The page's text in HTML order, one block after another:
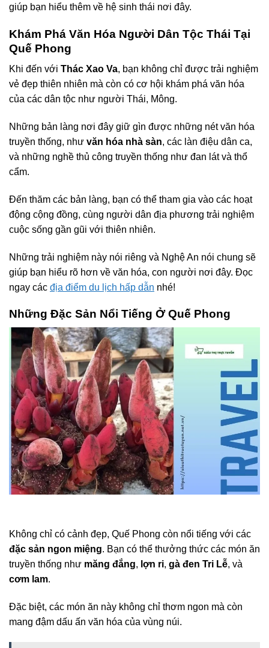
giúp bạn hiểu thêm về hệ sinh thái nơi đây.
Khám Phá Văn Hóa Người Dân Tộc Thái Tại
Quế Phong
Khi đến với Thác Xao Va, bạn không chỉ được trải nghiệm
vẻ đẹp thiên nhiên mà còn có cơ hội khám phá văn hóa
của các dân tộc như người Thái, Mông.
Những bản làng nơi đây giữ gìn được những nét văn hóa
truyền thống, như văn hóa nhà sàn, các làn điệu dân ca,
và những nghề thủ công truyền thống như đan lát và thổ
cẩm.
Đến thăm các bản làng, bạn có thể tham gia vào các hoạt
động cộng đồng, cùng người dân địa phương trải nghiệm
cuộc sống gần gũi với thiên nhiên.
Những trải nghiệm này nói riêng và Nghệ An nói chung sẽ
giúp bạn hiểu rõ hơn về văn hóa, con người nơi đây. Đọc
ngay các địa điểm du lịch hấp dẫn nhé!
Những Đặc Sản Nổi Tiếng Ở Quế Phong
Không chỉ có cảnh đẹp, Quế Phong còn nổi tiếng với các
đặc sản ngon miệng. Bạn có thể thưởng thức các món ăn
truyền thống như măng đắng, lợn ri, gà đen Tri Lễ, và
cơm lam.
Đặc biệt, các món ăn này không chỉ thơm ngon mà còn
mang đậm dấu ấn văn hóa của vùng núi.